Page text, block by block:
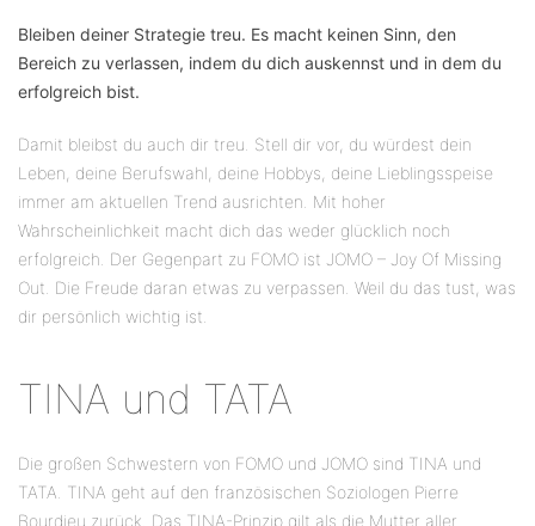
Bleiben deiner Strategie treu. Es macht keinen Sinn, den
Bereich zu verlassen, indem du dich auskennst und in dem du
erfolgreich bist.
Damit bleibst du auch dir treu. Stell dir vor, du würdest dein
Leben, deine Berufswahl, deine Hobbys, deine Lieblingsspeise
immer am aktuellen Trend ausrichten. Mit hoher
Wahrscheinlichkeit macht dich das weder glücklich noch
erfolgreich. Der Gegenpart zu FOMO ist JOMO – Joy Of Missing
Out. Die Freude daran etwas zu verpassen. Weil du das tust, was
dir persönlich wichtig ist.
TINA und TATA
Die großen Schwestern von FOMO und JOMO sind TINA und
TATA. TINA geht auf den französischen Soziologen Pierre
Bourdieu zurück. Das TINA-Prinzip gilt als die Mutter aller